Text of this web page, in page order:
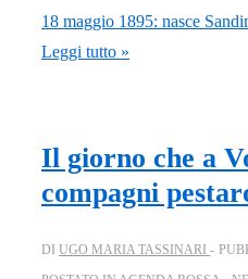
18 maggio 1895: nasce
Leggi tutto »
Il giorno che a
compagni
DI UGO MARIA TASSINARI